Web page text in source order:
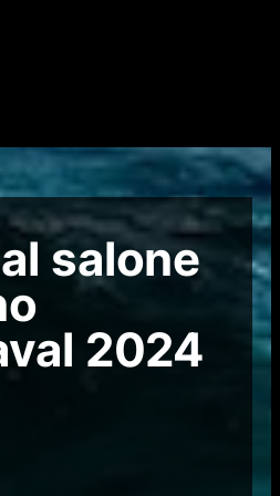
salone
2024